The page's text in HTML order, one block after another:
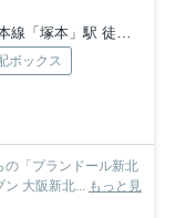
「塚本」駅 徒歩18分
ボックス
の「プランドール新北
ン 大阪新北... もっと見